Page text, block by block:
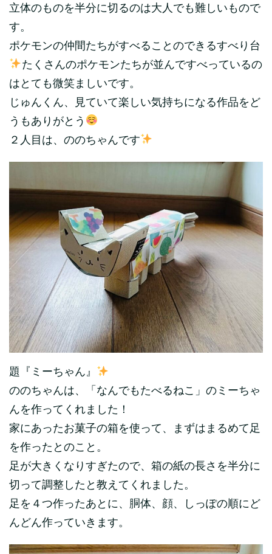
立体のものを半分に切るのは大人でも難しいもので
す。
ポケモンの仲間たちがすべることのできるすべり台
たくさんのポケモンたちが並んですべっているの
はとても微笑ましいです。
じゅんくん、見ていて楽しい気持ちになる作品をど
うもありがとう
２人目は、ののちゃんです
題『ミーちゃん』
ののちゃんは、「なんでもたべるねこ」のミーちゃ
んを作ってくれました！
家にあったお菓子の箱を使って、まずはまるめて足
を作ったとのこと。
足が大きくなりすぎたので、箱の紙の長さを半分に
切って調整したと教えてくれました。
足を４つ作ったあとに、胴体、顔、しっぽの順にど
んどん作っていきます。